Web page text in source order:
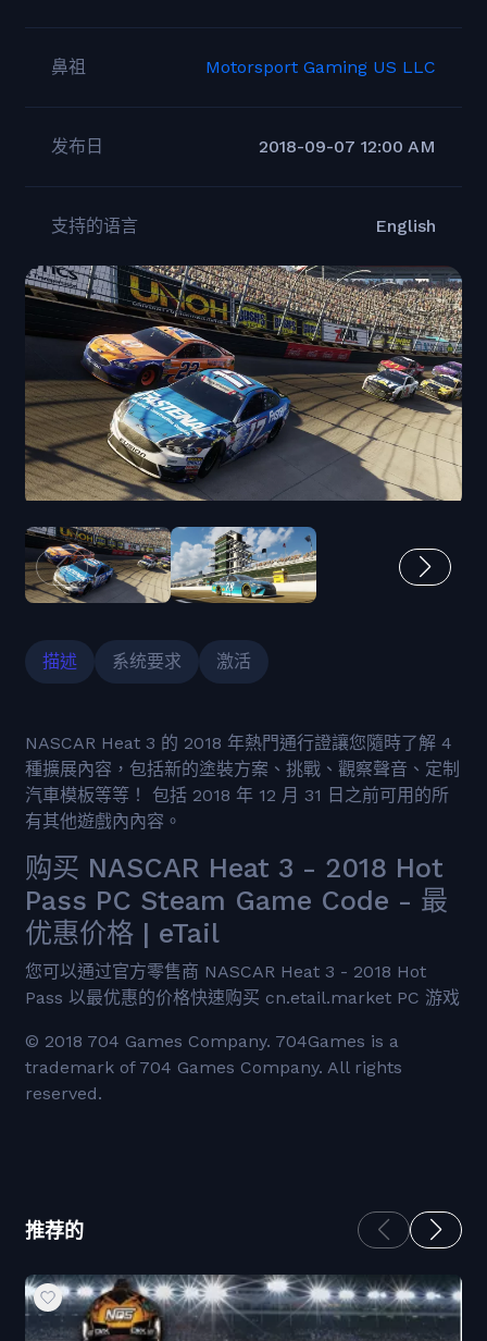
鼻祖 Motorsport Gaming US LLC
发布日 2018-09-07 12:00 AM
支持的语言 English
描述 系统要求 激活
NASCAR Heat 3 的 2018 年熱門通行證讓您隨時了解 4
種擴展內容，包括新的塗裝方案、挑戰、觀察聲音、定制
汽車模板等等！ 包括 2018 年 12 月 31 日之前可用的所
有其他遊戲內內容。
购买 NASCAR Heat 3 - 2018 Hot
Pass PC Steam Game Code - 最
优惠价格 | eTail
您可以通过官方零售商 NASCAR Heat 3 - 2018 Hot
Pass 以最优惠的价格快速购买 cn.etail.market PC 游戏
© 2018 704 Games Company. 704Games is a
trademark of 704 Games Company. All rights
reserved.
推荐的